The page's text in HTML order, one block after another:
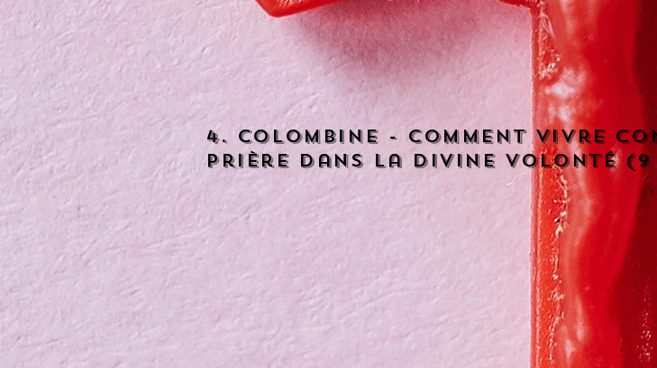
4. Colombine - Comment vivre
prière dans la divine volonté (9